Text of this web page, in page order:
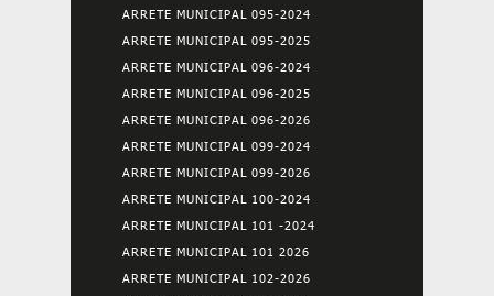
ARRETE MUNICIPAL 095-2024
ARRETE MUNICIPAL 095-2025
ARRETE MUNICIPAL 096-2024
ARRETE MUNICIPAL 096-2025
ARRETE MUNICIPAL 096-2026
ARRETE MUNICIPAL 099-2024
ARRETE MUNICIPAL 099-2026
ARRETE MUNICIPAL 100-2024
ARRETE MUNICIPAL 101 -2024
ARRETE MUNICIPAL 101 2026
ARRETE MUNICIPAL 102-2026